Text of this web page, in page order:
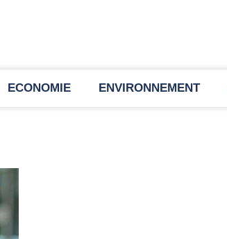
ECONOMIE ENVIRONNEMENT